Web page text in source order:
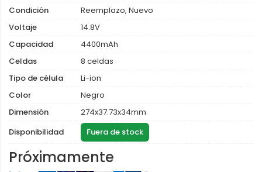
Condición
Reemplazo, Nuevo
Voltaje
14.8V
Capacidad
4400mAh
Celdas
8 celdas
Tipo de célula
Li-ion
Color
Negro
Dimensión
274x37.73x34mm
Disponibilidad
Fuera de stock
Próximamente